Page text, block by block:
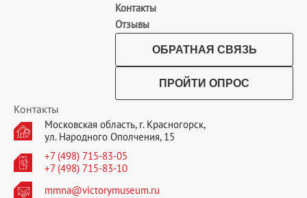
Контакты
Отзывы
ОБРАТНАЯ СВЯЗЬ
ПРОЙТИ ОПРОС
Контакты
Московская область, г. Красногорск,
ул. Народного Ополчения, 15
+7 (498) 715-83-05
+7 (498) 715-83-10
mmna@victorymuseum.ru